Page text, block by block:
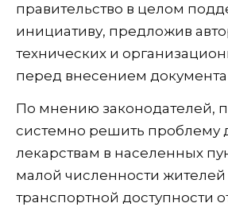
правительство в целом
инициативу, предложив
технических и
перед внесением
По мнению законодателей,
системно решить проблему
лекарствам в населенных
малой численности
транспортной доступности